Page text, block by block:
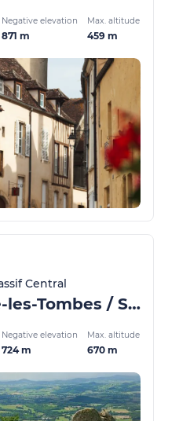
Negative elevation
871 m
Max. altitude
459 m
Central
Etape 2 - Quarré-les-Tombes / Saulieu - GMTC Gravel
Negative elevation
724 m
Max. altitude
670 m